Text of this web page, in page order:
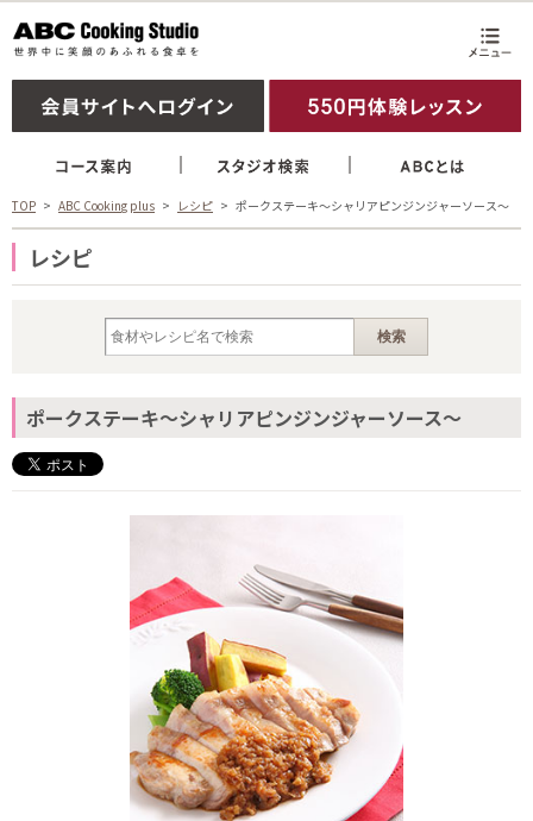
TOP ABC Cooking plus レシピ ポークステーキ～シャリアピンジンジャーソース～
レシピ
ポークステーキ～シャリアピンジンジャーソース～